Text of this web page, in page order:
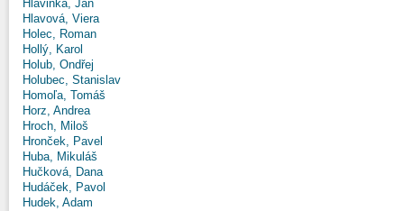
Hlavinka, Ján
Hlavová, Viera
Holec, Roman
Hollý, Karol
Holub, Ondřej
Holubec, Stanislav
Homoľa, Tomáš
Horz, Andrea
Hroch, Miloš
Hronček, Pavel
Huba, Mikuláš
Hučková, Dana
Hudáček, Pavol
Hudek, Adam